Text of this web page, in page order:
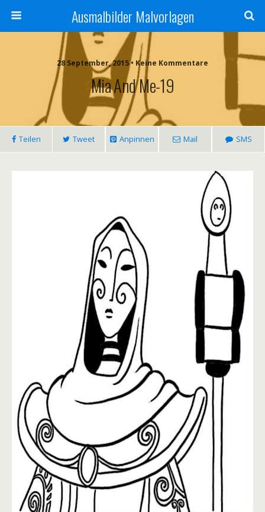
Ausmalbilder Malvorlagen
28 September, 2015 • Keine Kommentare
Mia And Me-19
Teilen Tweet Anpinnen Mail SMS